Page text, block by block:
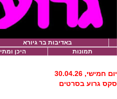
באדיבות בר גיורא
תמונות
היכן ומתי
יום חמישי, 30.04.26
סקס גרוע בסרטים